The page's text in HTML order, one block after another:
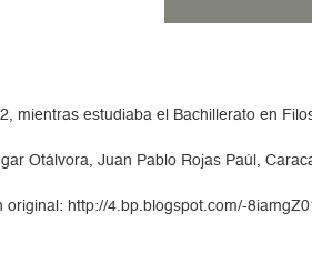
mientras estudiaba el Bachillerato en
Otálvora, Juan Pablo Rojas Paúl,
original: http://4.bp.blogspot.com/-